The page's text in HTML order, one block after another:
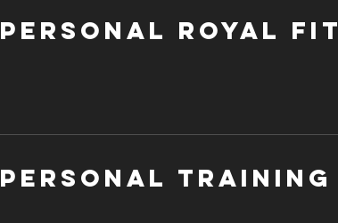
PERSONAL ROYAL FIT
PERSONAL TRAINING